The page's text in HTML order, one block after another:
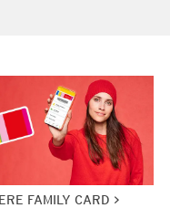
FAMILY CARD